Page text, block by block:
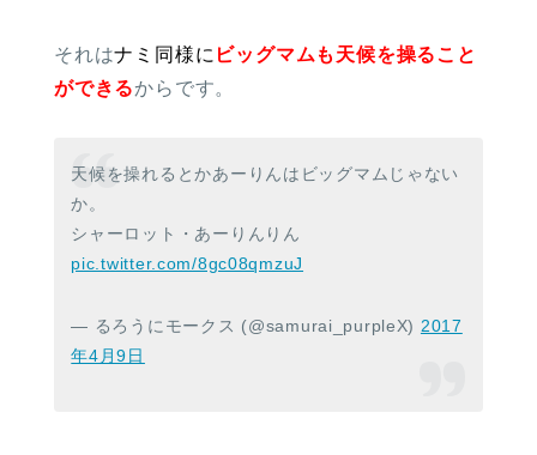
それはナミ同様に ビッグマムも天候を操ること
ができるからです。
天候を操れるとかあーりんはビッグマムじゃない
か。
シャーロット・あーりんりん
pic.twitter.com/8gc08qmzuJ
— るろうにモークス (@samurai_purpleX) 2017
年4月9日